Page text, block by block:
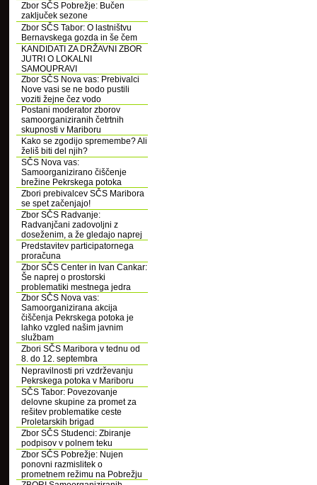
Zbor SČS Pobrežje: Bučen
zaključek sezone
Zbor SČS Tabor: O lastništvu
Bernavskega gozda in še čem
KANDIDATI ZA DRŽAVNI ZBOR
JUTRI O LOKALNI
SAMOUPRAVI
Zbor SČS Nova vas: Prebivalci
Nove vasi se ne bodo pustili
voziti žejne čez vodo
Postani moderator zborov
samoorganiziranih četrtnih
skupnosti v Mariboru
Kako se zgodijo spremembe? Ali
želiš biti del njih?
SČS Nova vas:
Samoorganizirano čiščenje
brežine Pekrskega potoka
Zbori prebivalcev SČS Maribora
se spet začenjajo!
Zbor SČS Radvanje:
Radvanjčani zadovoljni z
doseženim, a že gledajo naprej
Predstavitev participatornega
proračuna
Zbor SČS Center in Ivan Cankar:
Še naprej o prostorski
problematiki mestnega jedra
Zbor SČS Nova vas:
Samoorganizirana akcija
čiščenja Pekrskega potoka je
lahko vzgled našim javnim
službam
Zbori SČS Maribora v tednu od
8. do 12. septembra
Nepravilnosti pri vzdrževanju
Pekrskega potoka v Mariboru
SČS Tabor: Povezovanje
delovne skupine za promet za
rešitev problematike ceste
Proletarskih brigad
Zbor SČS Studenci: Zbiranje
podpisov v polnem teku
Zbor SČS Pobrežje: Nujen
ponovni razmislitek o
prometnem režimu na Pobrežju